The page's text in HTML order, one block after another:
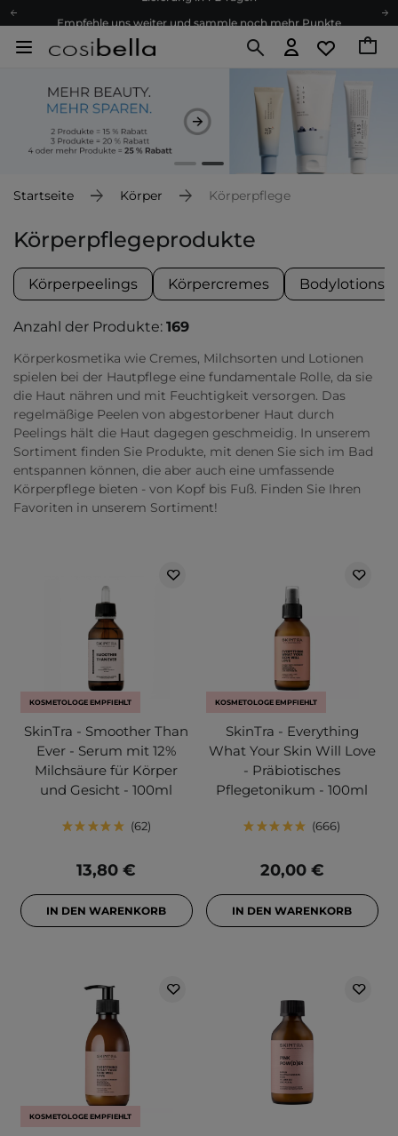
Kostenloser Versand ab 60 €
Versand nach Deutschland und Österreich
Treueprogramm
Lieferung in 1-2 Tagen
Empfehle uns weiter und sammle noch mehr Punkte
Kostenloser Versand ab 60 €
Startseite Körper Körperpflege
Körperpflegeprodukte
Körperpeelings Körpercremes Bodylotions
Anzahl der Produkte: 169
Körperkosmetika wie Cremes, Milchsorten und Lotionen
spielen bei der Hautpflege eine fundamentale Rolle, da sie
die Haut nähren und mit Feuchtigkeit versorgen. Das
regelmäßige Peelen von abgestorbener Haut durch
Peelings hält die Haut dagegen geschmeidig. In unserem
Sortiment finden Sie Produkte, mit denen Sie sich im Bad
entspannen können, die aber auch eine umfassende
Körperpflege bieten - von Kopf bis Fuß. Finden Sie Ihren
Favoriten in unserem Sortiment!
KOSMETOLOGE EMPFIEHLT
SkinTra - Smoother Than
Ever - Serum mit 12%
Milchsäure für Körper
und Gesicht - 100ml
62
13,80 €
IN DEN WARENKORB
KOSMETOLOGE EMPFIEHLT
SkinTra - Everything
What Your Skin Will Love
- Präbiotisches
Pflegetonikum - 100ml
666
20,00 €
IN DEN WARENKORB
KOSMETOLOGE EMPFIEHLT